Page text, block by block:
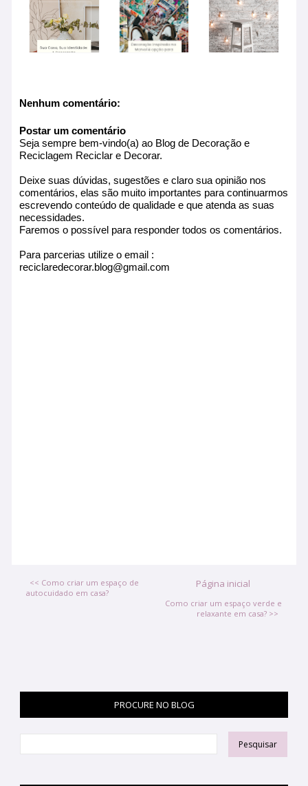
Nenhum comentário:
Postar um comentário
Seja sempre bem-vindo(a) ao Blog de Decoração e
Reciclagem Reciclar e Decorar.
Deixe suas dúvidas, sugestões e claro sua opinião nos
comentários, elas são muito importantes para continuarmos
escrevendo conteúdo de qualidade e que atenda as suas
necessidades.
Faremos o possível para responder todos os comentários.
Para parcerias utilize o email :
reciclaredecorar.blog@gmail.com
<< Como criar um espaço de
autocuidado em casa?
Como criar um espaço verde e
relaxante em casa? >>
Página inicial
PROCURE NO BLOG